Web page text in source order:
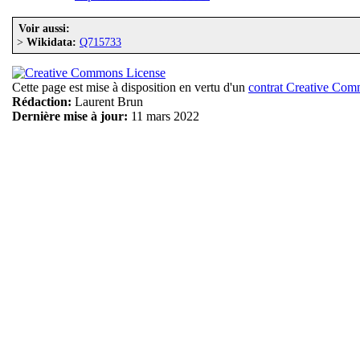
Voir aussi:
> Wikidata: Q715733
Cette page est mise à disposition en vertu d'un contrat Creative
Rédaction: Laurent Brun
Dernière mise à jour: 11 mars 2022